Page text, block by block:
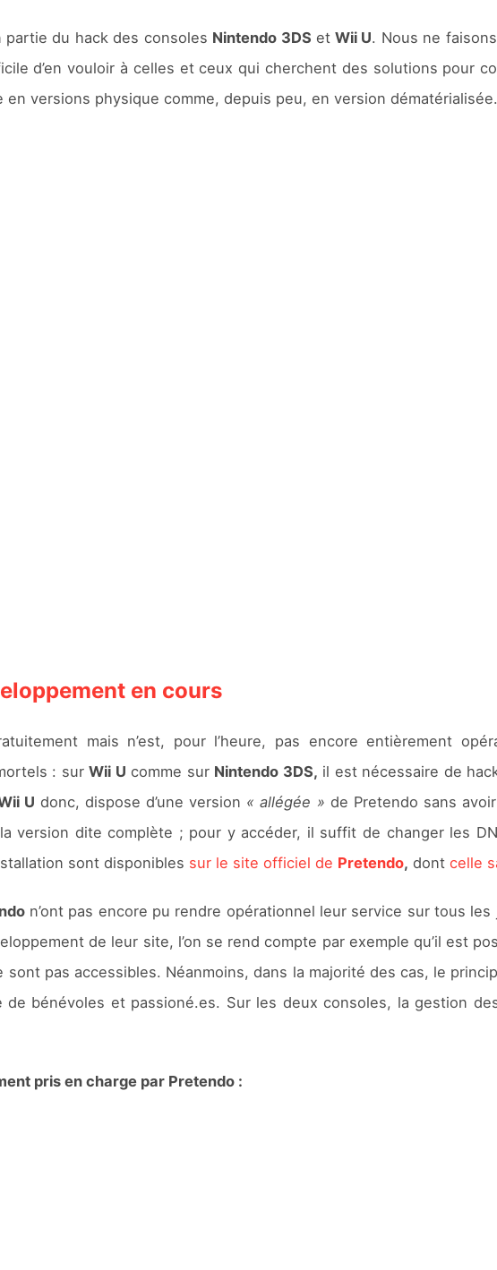
du hack des consoles Nintendo 3DS et Wii U. Nous ne
d’en vouloir à celles et ceux qui cherchent des solutions pour
versions physique comme, depuis peu, en version dématérialisée.
en cours
mais n’est, pour l’heure, pas encore entièrement
: surWii U comme sur Nintendo 3DS, il est nécessaire de
U donc, dispose d’une version « allégée » de Pretendo sans
version dite complète ; pour y accéder, il suffit de changer les
sont disponibles sur le site officiel de Pretendo, dont celle
n’ont pas encore pu rendre opérationnel leur service sur tous
de leur site, l’on se rend compte par exemple qu’il est
pas accessibles. Néanmoins, dans la majorité des cas, le
bénévoles et passioné.es. Sur les deux consoles, la gestion
pris en charge par Pretendo :